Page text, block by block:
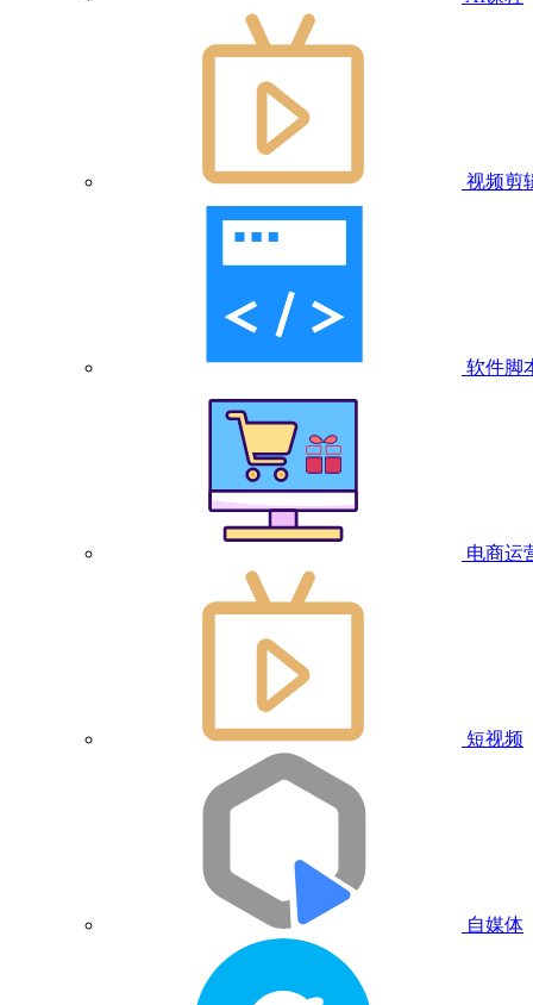
视频剪
软件脚
电商运
短视频
自媒体